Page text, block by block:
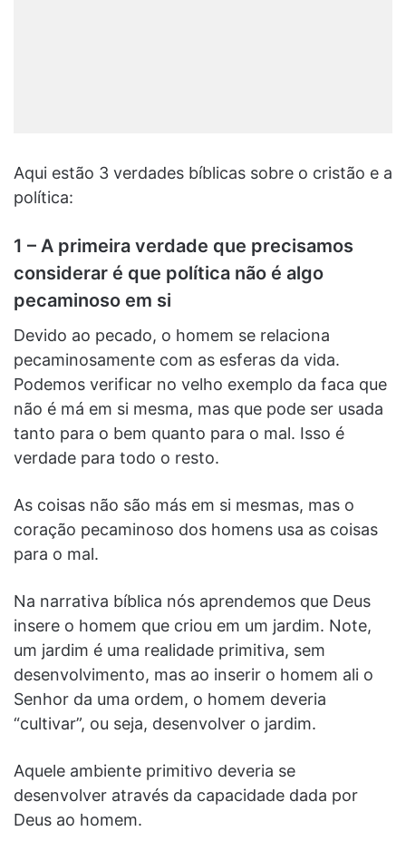
Aqui estão 3 verdades bíblicas sobre o cristão e a
política:
1 – A primeira verdade que precisamos
considerar é que política não é algo
pecaminoso em si
Devido ao pecado, o homem se relaciona
pecaminosamente com as esferas da vida.
Podemos verificar no velho exemplo da faca que
não é má em si mesma, mas que pode ser usada
tanto para o bem quanto para o mal. Isso é
verdade para todo o resto.
As coisas não são más em si mesmas, mas o
coração pecaminoso dos homens usa as coisas
para o mal.
Na narrativa bíblica nós aprendemos que Deus
insere o homem que criou em um jardim. Note,
um jardim é uma realidade primitiva, sem
desenvolvimento, mas ao inserir o homem ali o
Senhor da uma ordem, o homem deveria
“cultivar”, ou seja, desenvolver o jardim.
Aquele ambiente primitivo deveria se
desenvolver através da capacidade dada por
Deus ao homem.